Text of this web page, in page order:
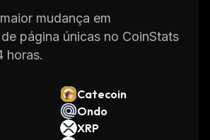
mudança em
página únicas no CoinStats
horas.
Catecoin
Ondo
XRP